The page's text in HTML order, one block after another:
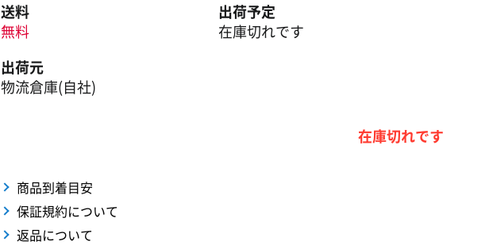
送料
無料
出荷予定
在庫切れです
出荷元
物流倉庫(自社)
在庫切れです
商品到着目安
保証規約について
返品について